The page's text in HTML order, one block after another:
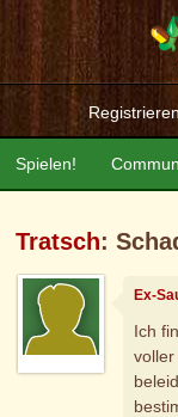
Registrieren
Spielen!
Tratsch:
Ex-
Ich